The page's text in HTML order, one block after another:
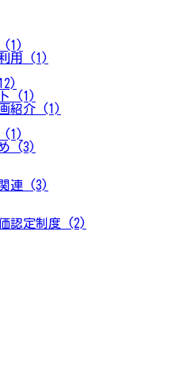
(1)
用 (1)
(1)
紹介 (1)
(1)
(3)
連 (3)
認定制度 (2)